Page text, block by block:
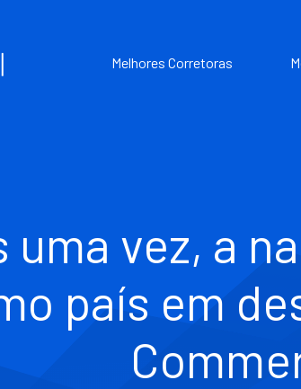
Melhores Corretoras
uma vez, a
país em